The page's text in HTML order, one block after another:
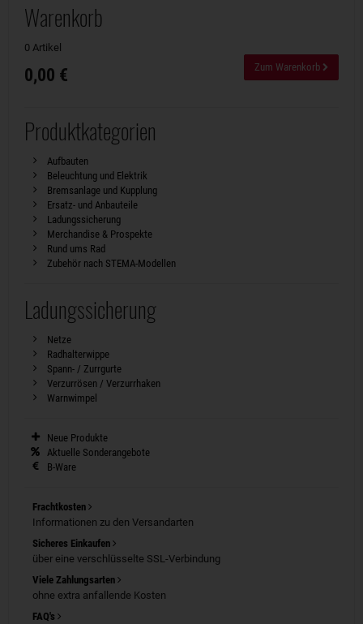
Warenkorb
0 Artikel
0,00 € Zum Warenkorb
Produktkategorien
Aufbauten
Beleuchtung und Elektrik
Bremsanlage und Kupplung
Ersatz- und Anbauteile
Ladungssicherung
Merchandise & Prospekte
Rund ums Rad
Zubehör nach STEMA-Modellen
Ladungssicherung
Netze
Radhalterwippe
Spann- / Zurrgurte
Verzurrösen / Verzurrhaken
Warnwimpel
Neue Produkte
Aktuelle Sonderangebote
B-Ware
Frachtkosten
Informationen zu den Versandarten
Sicheres Einkaufen
über eine verschlüsselte SSL-Verbindung
Viele Zahlungsarten
ohne extra anfallende Kosten
FAQ's